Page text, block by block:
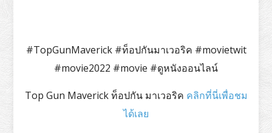
#TopGunMaverick #ท็อปกันมาเวอริค #movietwit
#movie2022 #movie #ดูหนังออนไลน์
Top Gun Maverick ท็อปกัน มาเวอริค คลิกที่นี่เพื่อชม
ได้เลย